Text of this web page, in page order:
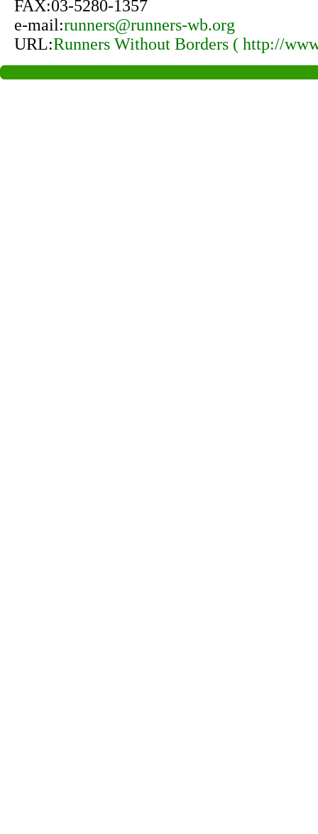
FAX:03-5280-1357
e-mail:runners@runners-wb.org
URL:Runners Without Borders ( http://